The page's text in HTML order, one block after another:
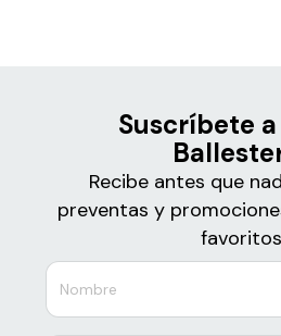
Suscríbete
Recibe antes que
preventas y